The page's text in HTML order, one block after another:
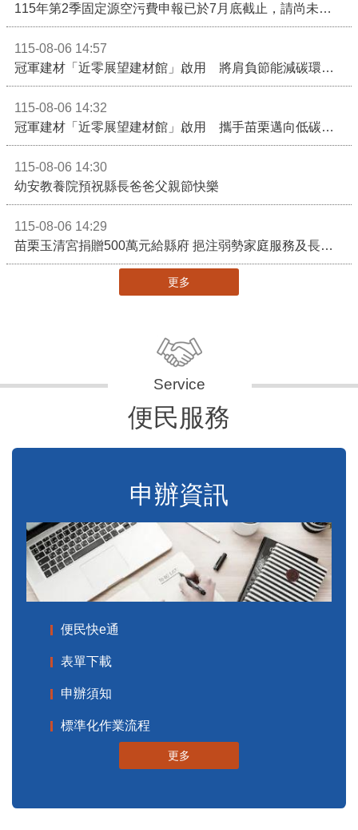
115年第2季固定源空污費申報已於7月底截止，請尚未申報公私場所儘速完成申繳，以免面臨滯納金及罰鍰!
115-08-06 14:57
冠軍建材「近零展望建材館」啟用 將肩負節能減碳環境教育重任
115-08-06 14:32
冠軍建材「近零展望建材館」啟用 攜手苗栗邁向低碳建築新未來
115-08-06 14:30
幼安教養院預祝縣長爸爸父親節快樂
115-08-06 14:29
苗栗玉清宮捐贈500萬元給縣府 挹注弱勢家庭服務及長照醫療資源
更多
便民服務
申辦資訊
便民快e通
表單下載
申辦須知
標準化作業流程
更多